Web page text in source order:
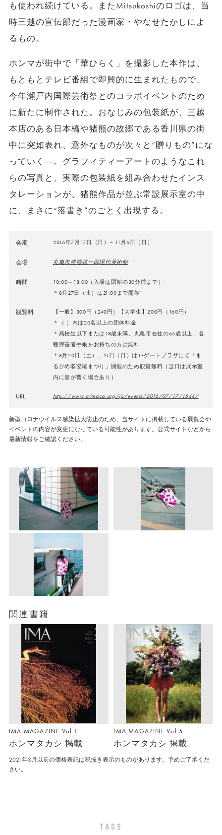
も使われ続けている。またMitsukoshiのロゴは、当
時三越の宣伝部だった漫画家・やなせたかしによ
るもの。
ホンマが街中で「華ひらく」を撮影した本作は、
もともとテレビ番組で即興的に生まれたもので、
今年瀬戸内国際芸術祭とのコラボイベントのため
に新たに制作された。おなじみの包装紙が、三越
本店のある日本橋や猪熊の故郷である香川県の街
中に突如表れ、意外なものが次々と“贈りもの”にな
っていく―。グラフィティーアートのようなこれ
らの写真と、実際の包装紙を組み合わせたインス
タレーションが、猪熊作品が並ぶ常設展示室の中
に、まさに“落書き”のごとく出現する。
会期 2016年7月17日（日）～11月6日（日）
会場 丸亀市猪熊弦一郎現代美術館
時間
10:00～18:00（入場は閉館の30分前まで）
＊8月27日（土）は21:00まで開館
観覧料
【一般】300円（240円）【大学生】200円（160円）
＊（ ）内は20名以上の団体料金
＊高校生以下または18歳未満、丸亀市在住の65歳以上、各
種障害者手帳をお持ちの方は無料
＊8月20日（土）、21日（日）は1Fゲートプラザにて「ま
るがめ婆娑羅まつり」開催のため観覧無料（当日は展示室
内に音が響く場合あり）
URL http://www.mimoca.org/ja/events/2016/07/17/1544/
新型コロナウイルス感染拡大防止のため、当サイトに掲載している展覧会や
イベントの内容が変更になっている可能性があります。公式サイトなどから
最新情報をご確認ください。
関連書籍
IMA MAGAZINE Vol.1
ホンマタカシ 掲載
IMA MAGAZINE Vol.5
ホンマタカシ 掲載
2021年3月以前の価格表記は税抜き表示のものがあります。予めご了承くだ
さい。
TAGS